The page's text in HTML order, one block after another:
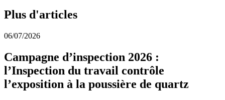
Plus d'articles
06/07/2026
Campagne d’inspection 2026 :
l’Inspection du travail contrôle
l’exposition à la poussière de quartz